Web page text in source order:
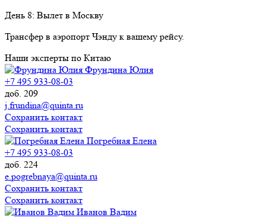
День 8: Вылет в Москву
Трансфер в аэропорт Чэнду к вашему рейсу.
Наши эксперты по Китаю
Фрундина Юлия
+7 495 933-08-03
доб. 209
j.frundina@quinta.ru
Сохранить контакт
Сохранить контакт
Погребная Елена
+7 495 933-08-03
доб. 224
e.pogrebnaya@quinta.ru
Сохранить контакт
Сохранить контакт
Иванов Вадим